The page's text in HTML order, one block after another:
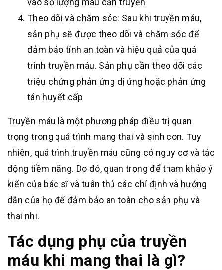
vào số lượng máu cần truyền
Theo dõi và chăm sóc: Sau khi truyền máu,
sản phụ sẽ được theo dõi và chăm sóc để
đảm bảo tính an toàn và hiệu quả của quá
trình truyền máu. Sản phụ cần theo dõi các
triệu chứng phản ứng dị ứng hoặc phản ứng
tán huyết cấp
Truyền máu là một phương pháp điều trị quan
trọng trong quá trình mang thai và sinh con. Tuy
nhiên, quá trình truyền máu cũng có nguy cơ và tác
động tiềm năng. Do đó, quan trọng để tham khảo ý
kiến của bác sĩ và tuân thủ các chỉ định và hướng
dẫn của họ để đảm bảo an toàn cho sản phụ và
thai nhi.
Tác dụng phụ của truyền
máu khi mang thai là gì?